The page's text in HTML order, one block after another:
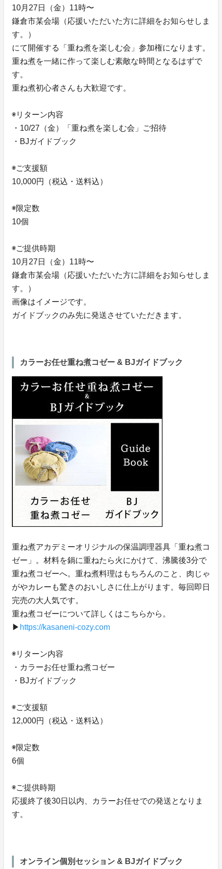
10月27日（金）11時〜
鎌倉市某会場（応援いただいた方に詳細をお知らせしま
す。）
にて開催する「重ね煮を楽しむ会」参加権になります。
重ね煮を一緒に作って楽しむ素敵な時間となるはずで
す。
重ね煮初心者さんも大歓迎です。
◉リターン内容
・10/27（金）「重ね煮を楽しむ会」ご招待
・BJガイドブック
◉ご支援額
10,000円（税込・送料込）
◉限定数
10個
◉ご提供時期
10月27日（金）11時〜
鎌倉市某会場（応援いただいた方に詳細をお知らせしま
す。）
画像はイメージです。
ガイドブックのみ先に発送させていただきます。
カラーお任せ重ね煮コゼー & BJガイドブック
重ね煮アカデミーオリジナルの保温調理器具「重ね煮コ
ゼー」。材料を鍋に重ねたら火にかけて、沸騰後3分で
重ね煮コゼーへ。重ね煮料理はもちろんのこと、肉じゃ
がやカレーも驚きのおいしさに仕上がります。毎回即日
完売の大人気です。
重ね煮コゼーについて詳しくはこちらから。
▶︎ https://kasaneni-cozy.com
◉リターン内容
・カラーお任せ重ね煮コゼー
・BJガイドブック
◉ご支援額
12,000円（税込・送料込）
◉限定数
6個
◉ご提供時期
応援終了後30日以内、カラーお任せでの発送となりま
す。
オンライン個別セッション & BJガイドブック